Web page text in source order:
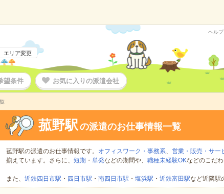
エリア変更
ヘル
望条件 お気に入りの派遣会社
菰野駅の派遣のお仕事情報一覧
菰野駅の派遣のお仕事情報です。 オフィスワーク・事務系、 営業・販売・サー
揃えています。さらに、 短期 ・ 単発などの期間や、 職種未経験OKなどのこだ
また、 近鉄四日市駅 ・ 四日市駅 ・ 南四日市駅 ・ 塩浜駅 ・ 近鉄富田駅など近隣駅